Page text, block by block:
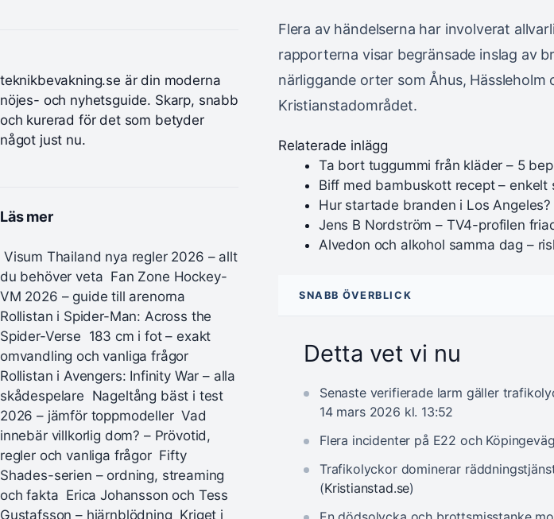
Flera av händelserna har involverat
rapporterna visar begränsade inslag av
närliggande orter som Åhus,
Kristianstadområdet.
Relaterade inlägg
Ta bort tuggummi från kläder – 5
Biff med bambuskott recept – enkelt
Hur startade branden i Los
Jens B Nordström – TV4-profilen
Alvedon och alkohol samma dag –
SNABB ÖVERBLICK
Detta vet vi nu
Senaste verifierade larm gäller
14 mars 2026 kl. 13:52
Flera incidenter på E22 och
Trafikolyckor dominerar
(Kristianstad.se)
teknikbevakning.se är din moderna
nöjes- och nyhetsguide. Skarp, snabb
och kurerad för det som betyder
något just nu.
Läs mer
Visum Thailand nya regler 2026 – allt
du behöver veta Fan Zone Hockey-
VM 2026 – guide till arenorna
Rollistan i Spider-Man: Across the
Spider-Verse 183 cm i fot – exakt
omvandling och vanliga frågor
Rollistan i Avengers: Infinity War – alla
skådespelare Nageltång bäst i test
2026 – jämför toppmodeller Vad
innebär villkorlig dom? – Prövotid,
regler och vanliga frågor Fifty
Shades-serien – ordning, streaming
och fakta Erica Johansson och Tess
Gustafsson – hjärnblödning Kriget i